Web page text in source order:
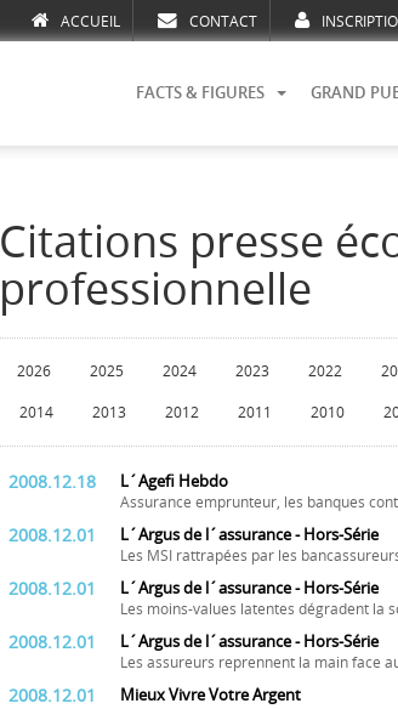
ACCUEIL CONTACT
FACTS & FIGURES GRAND
Citations presse
professionnelle
2026 2025 2024 2023 2022
2014 2013 2012 2011 2010
2008.12.18 L´Agefi Hebdo
Assurance emprunteur, les banques
2008.12.01 L´Argus de l´assurance - Hors-Série
Les MSI rattrapées par les
2008.12.01 L´Argus de l´assurance - Hors-Série
Les moins-values latentes dégradent la
2008.12.01 L´Argus de l´assurance - Hors-Série
Les assureurs reprennent la main face
2008.12.01 Mieux Vivre Votre Argent